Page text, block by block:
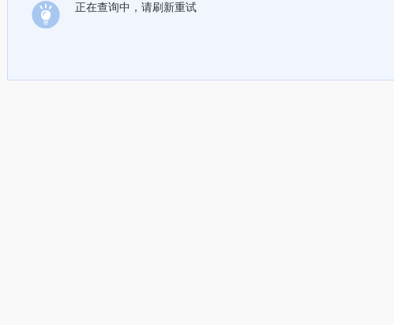
正在查询中，请刷新重试